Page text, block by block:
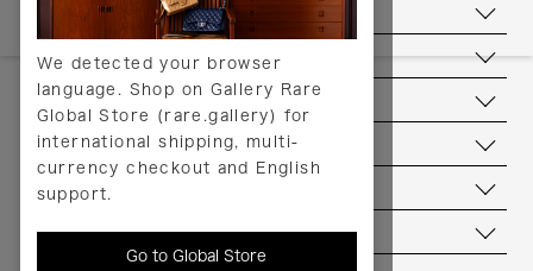
We detected your browser
language. Shop on Gallery Rare
Global Store (rare.gallery) for
international shipping, multi-
currency checkout and English
support.
Go to Global Store
送料について
返品について
ヘルプ
お問い合わせ
当店について